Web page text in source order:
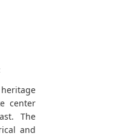
center
The
and